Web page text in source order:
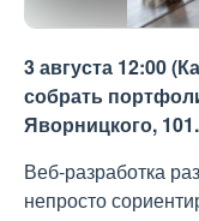
3 августа 12:00
собрать
Яворницкого, 101.
Веб-разработка
непросто